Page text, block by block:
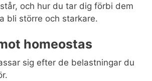
och hur du tar dig förbi dem
bli större och starkare.
homeostas
sig efter de belastningar du